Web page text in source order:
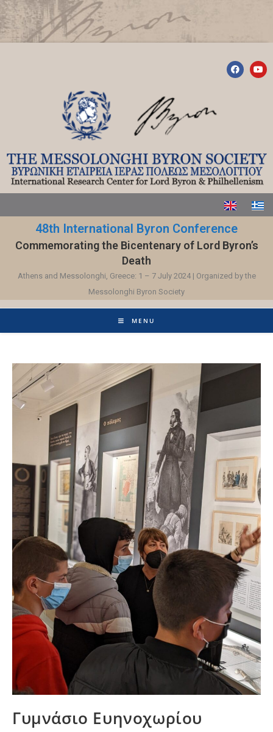
48th International Byron Conference
Commemorating the Bicentenary of Lord Byron’s
Death
Athens and Messolonghi, Greece: 1 – 7 July 2024 | Organized by the
Messolonghi Byron Society
MENU
Γυμνάσιο Ευηνοχωρίου